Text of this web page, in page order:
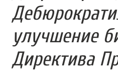
улучшение
Директива